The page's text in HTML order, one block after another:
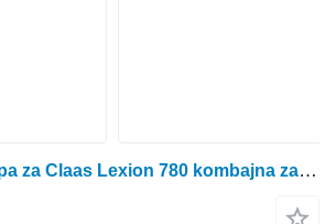
Hidraulična pumpa za Claas Lexion 780 kombajna za žito